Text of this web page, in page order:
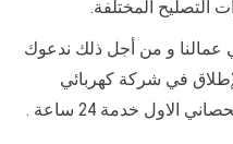
التصليح المختلفة.
عمالنا و من أجل ذلك ندعوك
في شركة كهربائي
الاول خدمة 24 ساعة .